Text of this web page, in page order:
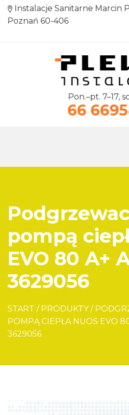
Instalacje Sanitarne Marcin
Poznań 60-406
Pon.–pt. 7–17,
66
pompą
EVO 80 A+
3629056
START / PRODUKTY /
POMPĄ CIEPŁA NUOS EVO
3629056